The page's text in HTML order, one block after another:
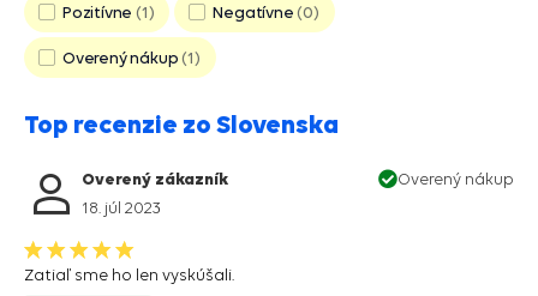
Pozitívne 1 Negatívne 0
Overený nákup 1
Top recenzie zo Slovenska
Overený zákazník
18. júl 2023
Overený nákup
Zatiaľ sme ho len vyskúšali.